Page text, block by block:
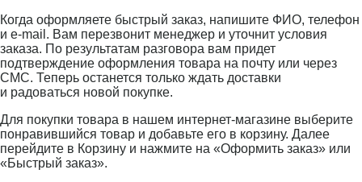
Когда оформляете быстрый заказ, напишите ФИО, телефон
и e-mail. Вам перезвонит менеджер и уточнит условия
заказа. По результатам разговора вам придет
подтверждение оформления товара на почту или через
СМС. Теперь останется только ждать доставки
и радоваться новой покупке.
Для покупки товара в нашем интернет-магазине выберите
понравившийся товар и добавьте его в корзину. Далее
перейдите в Корзину и нажмите на «Оформить заказ» или
«Быстрый заказ».